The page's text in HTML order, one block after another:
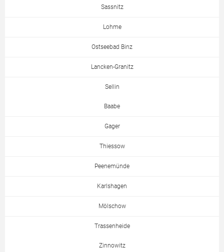
Sassnitz
Lohme
Ostseebad Binz
Lancken-Granitz
Sellin
Baabe
Gager
Thiessow
Peenemünde
Karlshagen
Mölschow
Trassenheide
Zinnowitz